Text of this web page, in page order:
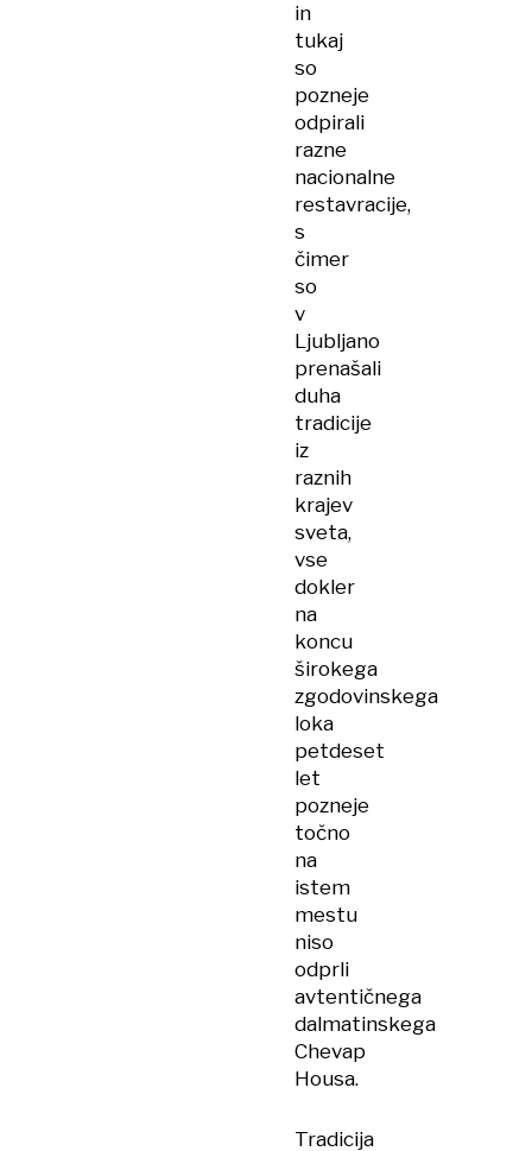
in
tukaj
so
pozneje
odpirali
razne
nacionalne
restavracije,
s
čimer
so
v
Ljubljano
prenašali
duha
tradicije
iz
raznih
krajev
sveta,
vse
dokler
na
koncu
širokega
zgodovinskega
loka
petdeset
let
pozneje
točno
na
istem
mestu
niso
odprli
avtentičnega
dalmatinskega
Chevap
Housa.
Tradicija